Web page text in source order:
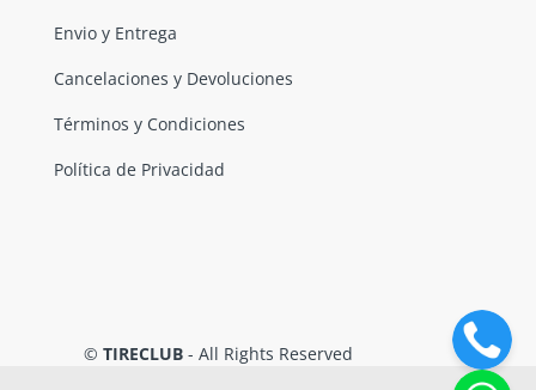
Envio y Entrega
Cancelaciones y Devoluciones
Términos y Condiciones
Política de Privacidad
© TIRECLUB - All Rights Reserved